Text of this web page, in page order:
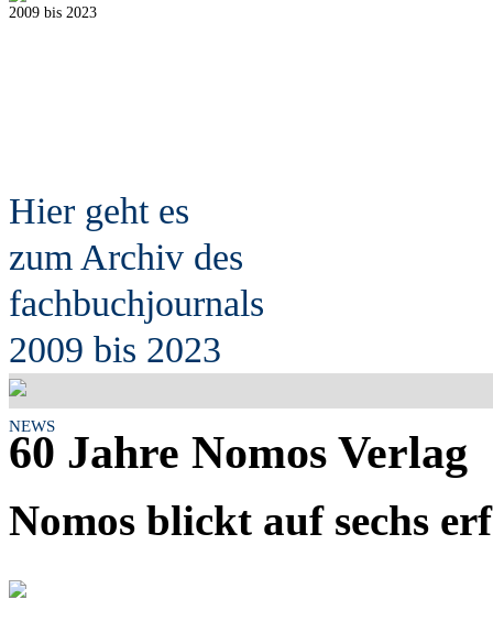
2009 bis 2023
Hier geht es
zum Archiv des
fachbuchjournals
2009 bis 2023
NEWS
60 Jahre Nomos Verlag
Nomos blickt auf sechs